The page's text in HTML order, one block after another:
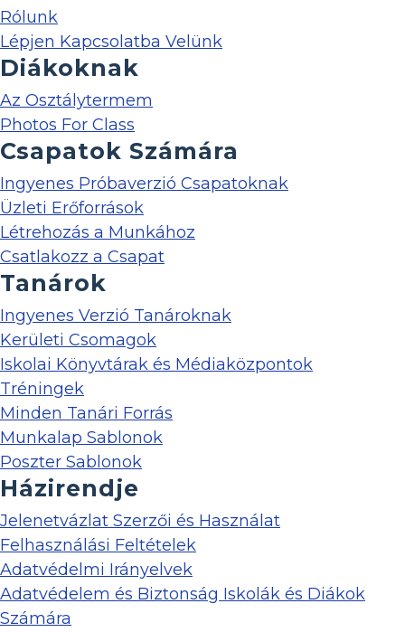
Rólunk
Lépjen Kapcsolatba Velünk
Diákoknak
Az Osztálytermem
Photos For Class
Csapatok Számára
Ingyenes Próbaverzió Csapatoknak
Üzleti Erőforrások
Létrehozás a Munkához
Csatlakozz a Csapat
Tanárok
Ingyenes Verzió Tanároknak
Kerületi Csomagok
Iskolai Könyvtárak és Médiaközpontok
Tréningek
Minden Tanári Forrás
Munkalap Sablonok
Poszter Sablonok
Házirendje
Jelenetvázlat Szerzői és Használat
Felhasználási Feltételek
Adatvédelmi Irányelvek
Adatvédelem és Biztonság Iskolák és Diákok
Számára